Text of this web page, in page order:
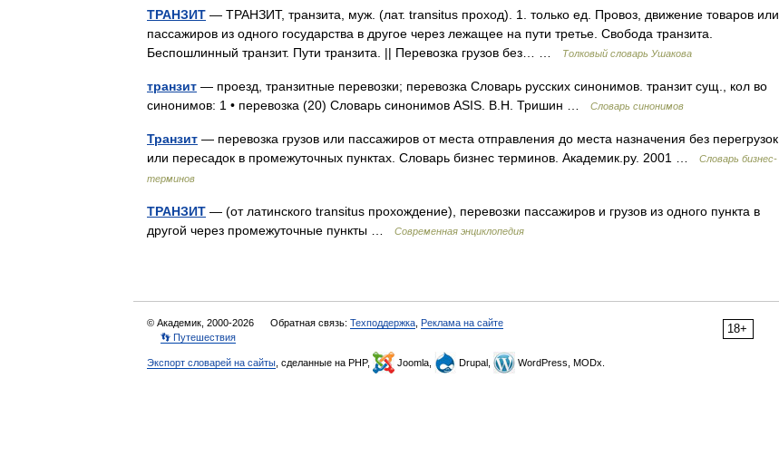
ТРАНЗИТ — ТРАНЗИТ, транзита, муж. (лат. transitus проход). 1. только ед. Провоз, движение товаров или
пассажиров из одного государства в другое через лежащее на пути третье. Свобода транзита.
Беспошлинный транзит. Пути транзита. || Перевозка грузов без… …
Толковый словарь Ушакова
транзит — проезд, транзитные перевозки; перевозка Словарь русских синонимов. транзит сущ., кол во
синонимов: 1 • перевозка (20) Словарь синонимов ASIS. В.Н. Тришин …
Словарь синонимов
Транзит — перевозка грузов или пассажиров от места отправления до места назначения без перегрузок
или пересадок в промежуточных пунктах. Словарь бизнес терминов. Академик.ру. 2001 …
Словарь бизнес-
терминов
ТРАНЗИТ — (от латинского transitus прохождение), перевозки пассажиров и грузов из одного пункта в
другой через промежуточные пункты …
Современная энциклопедия
18+
© Академик, 2000-2026 Обратная связь: Техподдержка Реклама на сайте
👣 Путешествия
Экспорт словарей на сайты , сделанные на PHP, Joomla, Drupal, WordPress, MODx.